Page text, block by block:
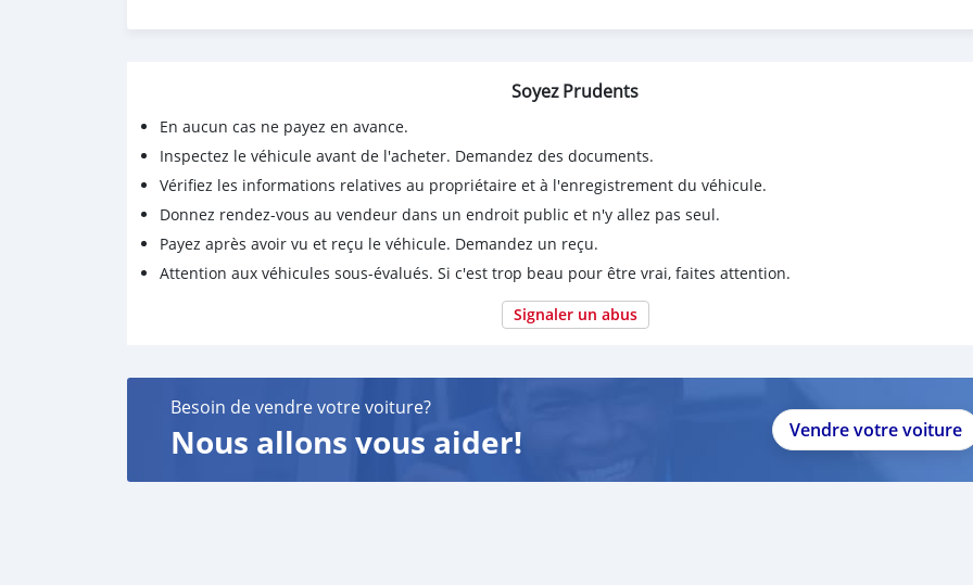
Soyez Prudents
En aucun cas ne payez en avance.
Inspectez le véhicule avant de l'acheter. Demandez des documents.
Vérifiez les informations relatives au propriétaire et à l'enregistrement du véhicule.
Donnez rendez-vous au vendeur dans un endroit public et n'y allez pas seul.
Payez après avoir vu et reçu le véhicule. Demandez un reçu.
Attention aux véhicules sous-évalués. Si c'est trop beau pour être vrai, faites attention.
Signaler un abus
Besoin de vendre votre voiture?
Nous allons vous aider! Vendre votre voiture